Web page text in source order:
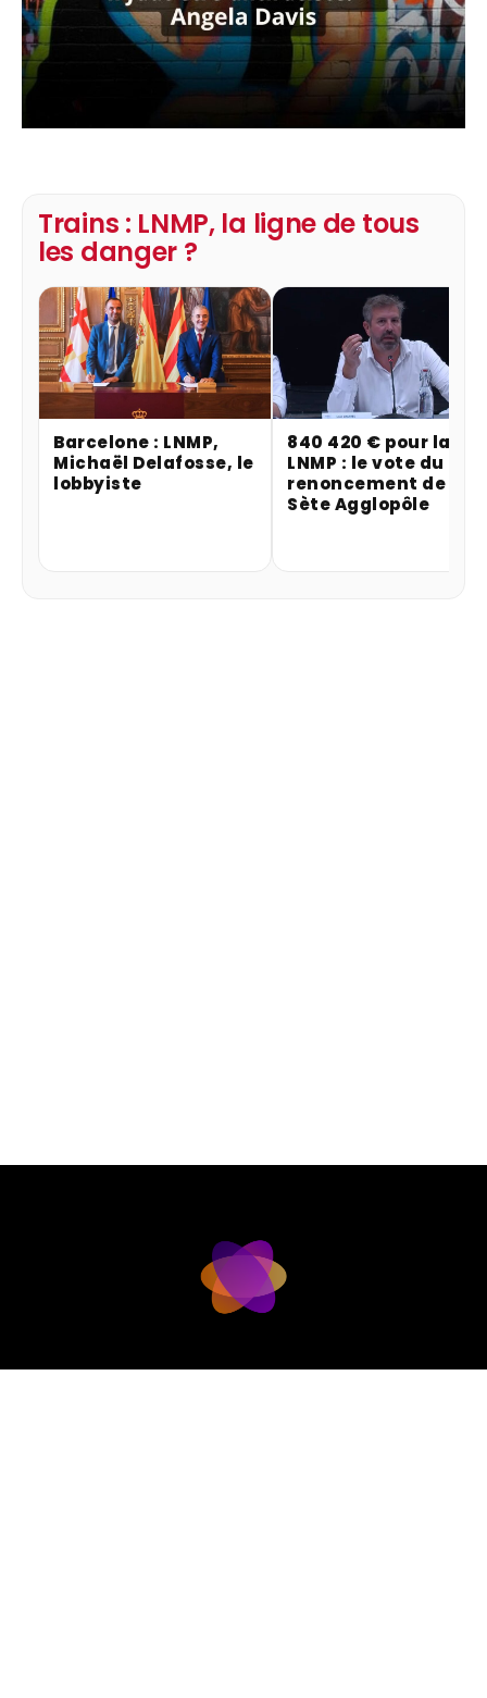
Trains : LNMP, la ligne de tous
les danger ?
Barcelone : LNMP,
Michaël Delafosse, le
lobbyiste
840 420 € pour la
LNMP : le vote du
renoncement de
Sète Agglopôle